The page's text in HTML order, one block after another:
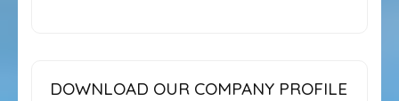
DOWNLOAD OUR COMPANY PROFILE